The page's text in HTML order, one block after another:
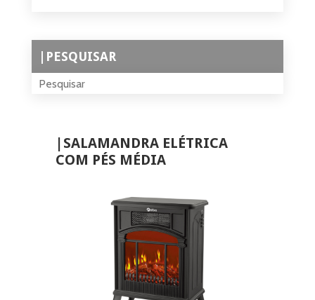
|PESQUISAR
|SALAMANDRA ELÉTRICA
COM PÉS MÉDIA